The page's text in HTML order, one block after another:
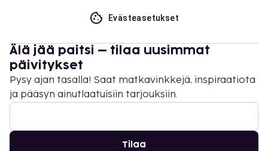
Evästeasetukset
Älä jää paitsi – tilaa uusimmat
päivitykset
Pysy ajan tasalla! Saat matkavinkkejä, inspiraatiota
ja pääsyn ainutlaatuisiin tarjouksiin.
Tilaa